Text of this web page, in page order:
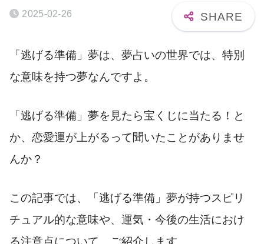
2025-02-26
「逃げる準備」夢は、夢占いの世界では、特別
な意味を持つ夢なんですよ。
「逃げる準備」夢を見たら宝くじに当たる！と
か、恋愛運が上がるって聞いたことがありませ
んか？
この記事では、「逃げる準備」夢が持つスピリ
チュアル的な意味や、運気・今後の生活におけ
る注意点について、ご紹介します。